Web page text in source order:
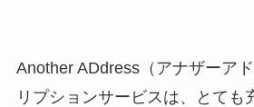
Another ADdress（アナザーア
リプションサービスは、とても